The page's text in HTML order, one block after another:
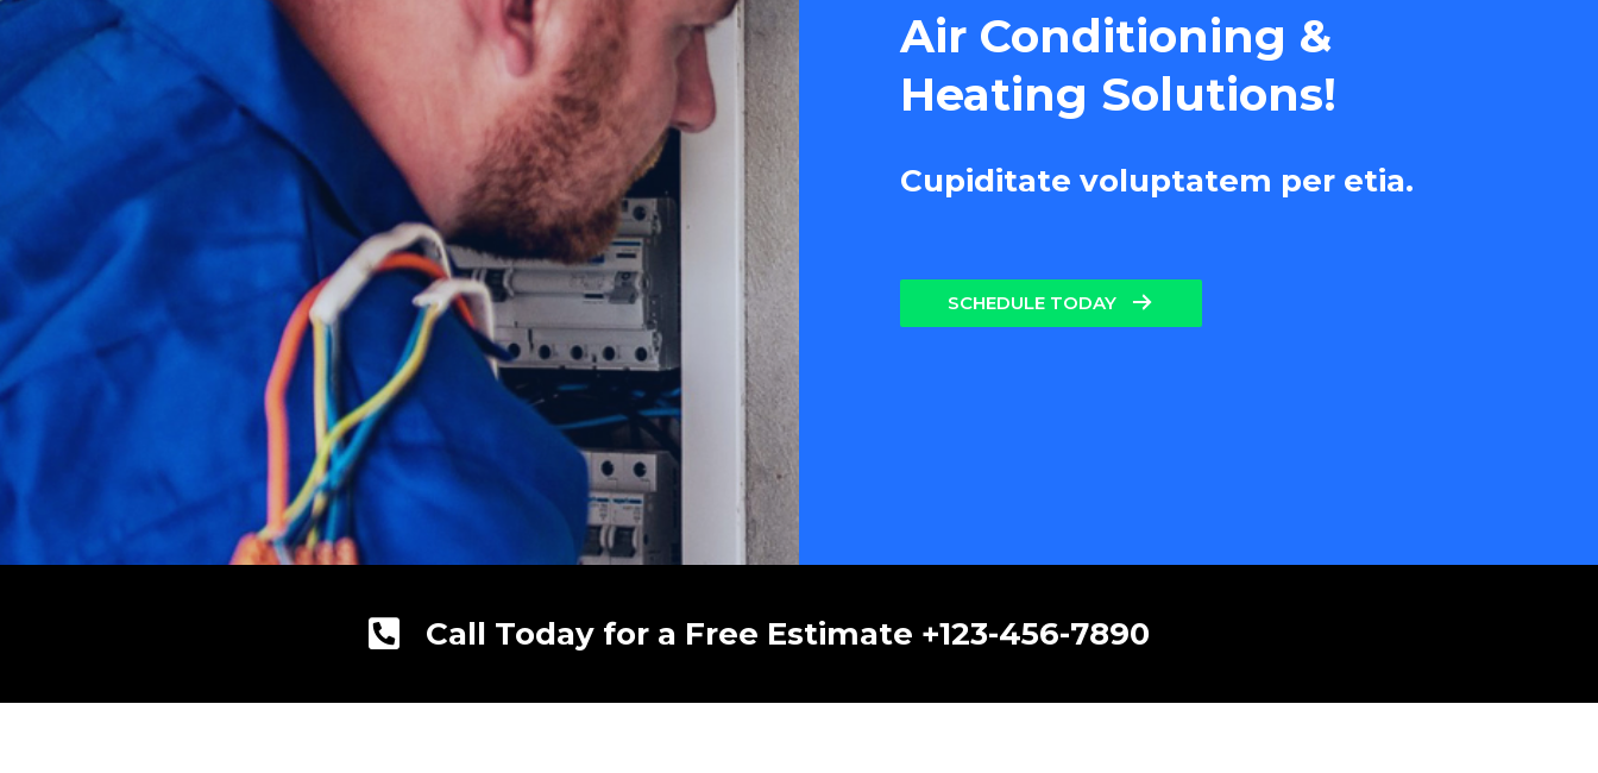
Air Conditioning &
Heating Solutions!
Cupiditate voluptatem per etia.
SCHEDULE TODAY
Call Today for a Free Estimate +123-456-7890